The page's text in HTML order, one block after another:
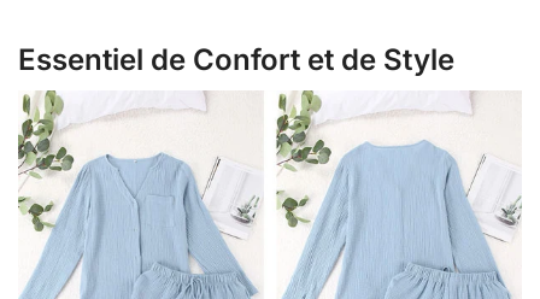
Essentiel de Confort et de Style